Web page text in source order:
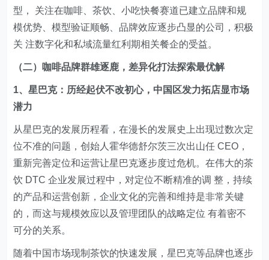
型， 关注在咖啡、茶饮、小吃快餐赛道已建立品牌和规
模优势、模型验证顺畅、品牌效应逐步凸显的公司，积极
关 注数字化和私域流量红利期相关餐企的受益。
（二）咖啡品牌群雄逐鹿，差异化打法探索最优解
1、星巴克：历经起伏不改初心，中国区发力拓店显市场
潜力
从星巴克的发展历程看，在漫长的发展史上出现过数次定
位不准的问题，创始人霍华德舒尔茨三次出山任 CEO，
重新完善定位和运营让星巴克逐步度过危机。在伟大的茶
饮 DTC 企业发展过程中，对定位不断精准的调 整，持续
的产品和运营创新，企业文化的完善和维持是非常关键
的，而这与规模效应以及管理团队的战略定位 有着密不
可分的关系。
随着中国市场现制茶饮的快速发展，星巴克等品牌也逐步